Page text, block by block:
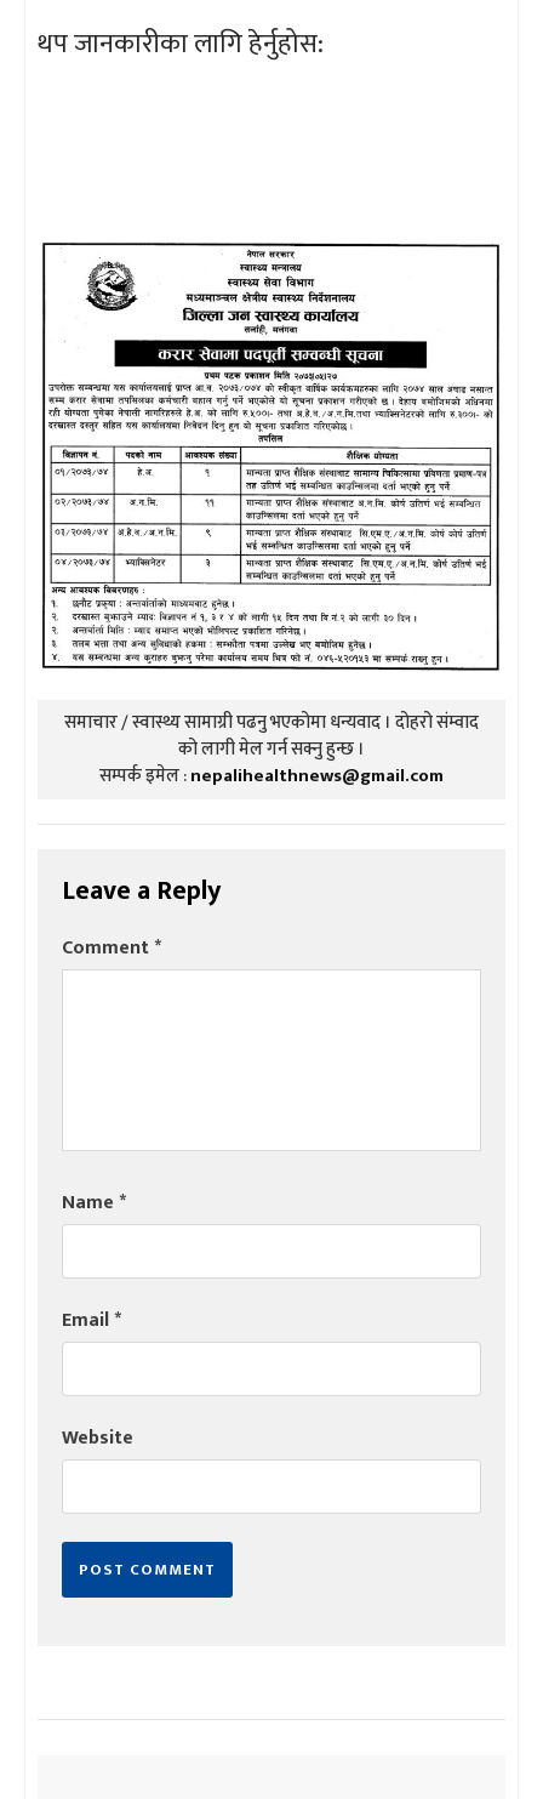
थप जानकारीका लागि हेर्नुहोस:
समाचार / स्वास्थ्य सामाग्री पढनु भएकोमा धन्यवाद । दोहरो संम्वाद
को लागी मेल गर्न सक्नु हुन्छ ।
सम्पर्क इमेल :nepalihealthnews@gmail.com
Leave a Reply
Comment*
Name*
Email*
Website